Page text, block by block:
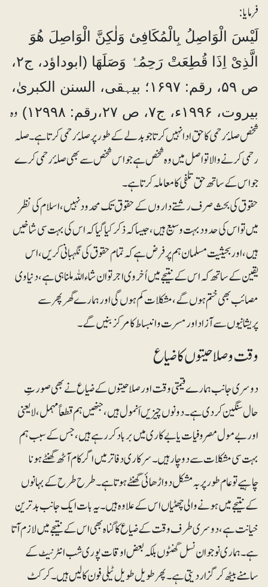
فرمایا:
لَیْسَ الْوَاصِلُ بِالْمُکَافِیٔ وَلٰکِنَّ الْوَاصِلَ ھُوَ
الَّذِیْ اِذَا قُطِعَتْ رَحِمُہٗ وَصَلَھَا (ابوداؤد، ج۲،
ص ۵۹، رقم: ۱۶۹۷؛ بیہقی، السنن الکبریٰ،
بیروت، ۱۹۹۶ء، ج۷، ص ۲۷،رقم: ۱۲۹۹۸)
وہ
شخص صلۂ رحمی کا حق ادا نہیں کرتا جو بدلے کے طور پر صلۂ رحمی کرتا ہے۔ صلہ
رحمی کرنے والا تو اصل میں وہ شخص ہے جو اس شخص سے بھی صلۂ رحمی کرے
جو اس کے ساتھ حق تلفی کا معاملہ کرتا ہے۔
حقوق کی بحث صرف رشتے داروں کے حقوق تک محدود نہیں، اسلام کی نظر
میں تو اس کی حدود بہت وسیع ہیں،جیساکہ ذکر کیا گیا کہ اس کی بہت سی شاخیں
ہیں، اور بحیثیت مسلمان ہم پر فرض ہے کہ تمام حقوق کی نگہبانی کریں، اس
یقین کے ساتھ کہ اس کے نتیجے میں اُخروی اجر تو ان شاء اللہ ملنا ہی ہے، دنیاوی
مصائب بھی ختم ہوں گے، مشکلات کم ہوں گی اور ہمارے گھر پھر سے
پریشانیوں سے آزاد اور مسرت و انبساط کا مرکز بنیں گے۔
وقت و صلاحیتوں کا ضیاع
دوسری جانب ہمارے قیمتی وقت اور صلاحیتوں کے ضیاع نے بھی صورتِ
حال سنگین کردی ہے۔دونوں چیزیں اَنمول ہیں، جنھیں ہم قطعاً مہمل، لایعنی
اور بے مول مصروفیات یا بے کاری میں برباد کررہے ہیں، جس کے سبب ہم
بہت سی مشکلات سے دوچار ہیں۔ سرکاری دفاتر میں اگر کام آٹھ گھنٹے ہونا
چاہیے توعام طور پر بہ مشکل دو اڑھائی گھنٹے ہوتا ہے۔ طرح طرح کے بہانوں
کے نتیجے میں ہونے والی چھٹیاں اس کے علاوہ ہیں۔ یہ بات ایک جانب بدترین
خیانت ہے، دوسری طرف وقت کے ضیاع کا گناہ بھی اس کے نتیجے میں لازم آتا
ہے۔ ہماری نوجوان نسل گھنٹوں بلکہ بعض اوقات پوری شب انٹرنیٹ کے
سامنے بیٹھ کر گزار دیتی ہے۔ پھر طویل طویل ٹیلی فون کالیں ہیں۔ کرکٹ